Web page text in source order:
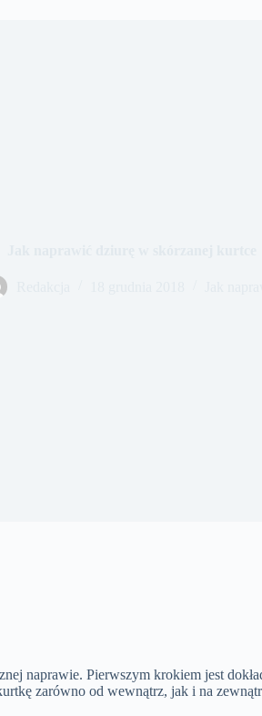
naprawie. Pierwszym krokiem jest
zarówno od wewnątrz, jak i na